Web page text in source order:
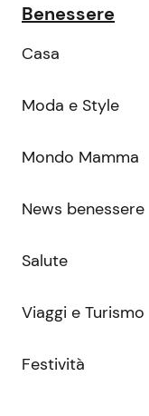
Benessere
Casa
Moda e Style
Mondo Mamma
News benessere
Salute
Viaggi e Turismo
Festività